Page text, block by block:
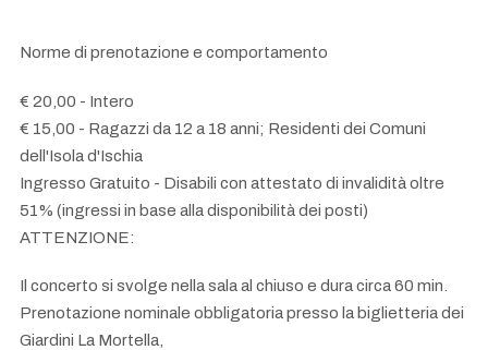
Norme di prenotazione e comportamento
€ 20,00 - Intero
€ 15,00 - Ragazzi da 12 a 18 anni; Residenti dei Comuni
dell'Isola d'Ischia
Ingresso Gratuito - Disabili con attestato di invalidità oltre
51% (ingressi in base alla disponibilità dei posti)
ATTENZIONE:
Il concerto si svolge nella sala al chiuso e dura circa 60 min.
Prenotazione nominale obbligatoria presso la biglietteria dei
Giardini La Mortella,